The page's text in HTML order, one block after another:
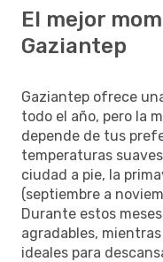
El mejor
Gaziantep
Gaziantep ofrece
todo el año, pero la
depende de tus
temperaturas
ciudad a pie, la
(septiembre a
Durante estos
agradables,
ideales para